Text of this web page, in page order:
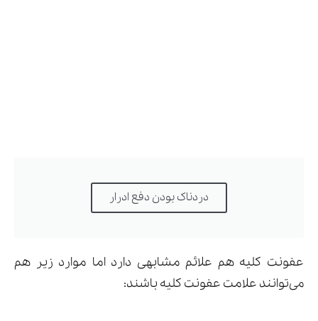
دردناک بودن دفع ادرار
عفونت کلیه هم علائم مشابهی دارد اما موارد زیر هم
می‌توانند علامت عفونت کلیه باشند: